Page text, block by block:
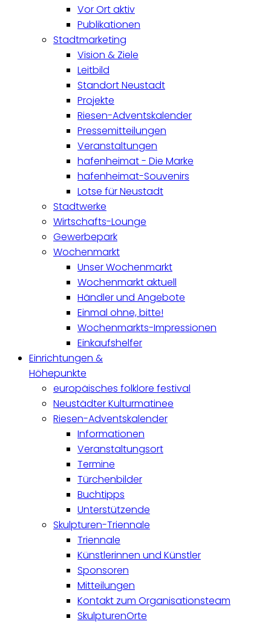
Vor Ort aktiv
Publikationen
Stadtmarketing
Vision & Ziele
Leitbild
Standort Neustadt
Projekte
Riesen-Adventskalender
Pressemitteilungen
Veranstaltungen
hafenheimat - Die Marke
hafenheimat-Souvenirs
Lotse für Neustadt
Stadtwerke
Wirtschafts-Lounge
Gewerbepark
Wochenmarkt
Unser Wochenmarkt
Wochenmarkt aktuell
Händler und Angebote
Einmal ohne, bitte!
Wochenmarkts-Impressionen
Einkaufshelfer
Einrichtungen &
Höhepunkte
europäisches folklore festival
Neustädter Kulturmatinee
Riesen-Adventskalender
Informationen
Veranstaltungsort
Termine
Türchenbilder
Buchtipps
Unterstützende
Skulpturen-Triennale
Triennale
Künstlerinnen und Künstler
Sponsoren
Mitteilungen
Kontakt zum Organisationsteam
SkulpturenOrte